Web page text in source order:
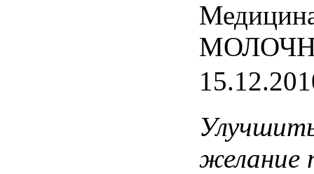
желание